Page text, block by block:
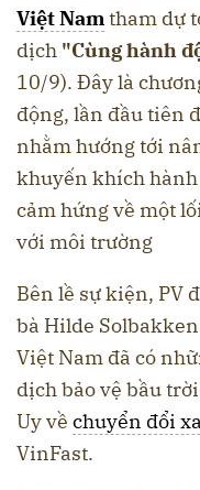
Việt Nam tham dự
dịch "Cùng hành
10/9). Đây là
động, lần đầu tiên
nhằm hướng tới
khuyến khích
cảm hứng về một
với môi trường
Bên lề sự kiện, PV
bà Hilde
Việt Nam đã có
dịch bảo vệ bầu
Uy về chuyển đổi
VinFast.